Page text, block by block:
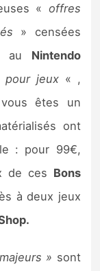
2
« offres
» censées
au Nintendo
pour jeux« ,
êtes un
ont
: pour 99€,
de ces Bons
à deux jeux
» sont